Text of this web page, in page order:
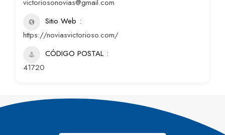
victoriosonovias@gmail.com
Sitio Web
https://noviasvictorioso.com/
CÓDIGO POSTAL
41720